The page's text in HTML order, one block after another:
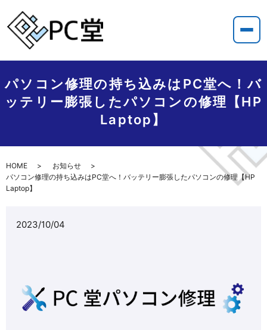
パソコン修理の持ち込みはPC堂へ！バ
ッテリー膨張したパソコンの修理【HP
Laptop】
HOME
お知らせ
パソコン修理の持ち込みはPC堂へ！バッテリー膨張したパソコンの修理【HP
Laptop】
2023/10/04